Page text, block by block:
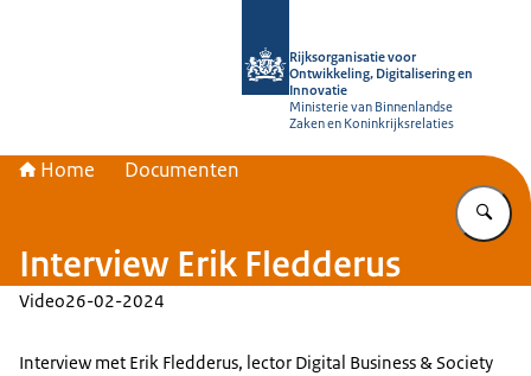
Rijksorganisatie voor
Ontwikkeling, Digitalisering en
Innovatie
Ministerie van Binnenlandse
Zaken en Koninkrijksrelaties
Home Documenten
Interview Erik Fledderus
Video26-02-2024
Interview met Erik Fledderus, lector Digital Business & Society